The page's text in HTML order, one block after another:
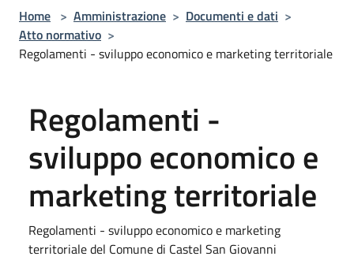
Home > Amministrazione > Documenti e dati >
Atto normativo >
Regolamenti - sviluppo economico e marketing territoriale
Regolamenti -
sviluppo economico e
marketing territoriale
Regolamenti - sviluppo economico e marketing
territoriale del Comune di Castel San Giovanni